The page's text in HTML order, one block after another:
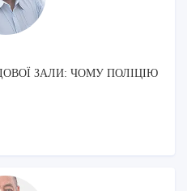
ЗАЛИ: ЧОМУ ПОЛІЦІЮ